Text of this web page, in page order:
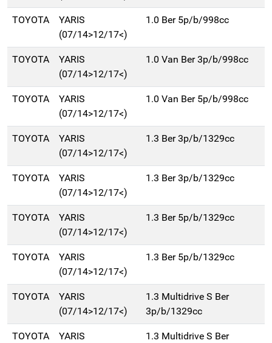
TOYOTA
YARIS
(07/14>12/17<)
1.0 Ber 5p/b/998cc
TOYOTA
YARIS
(07/14>12/17<)
1.0 Van Ber 3p/b/998cc
TOYOTA
YARIS
(07/14>12/17<)
1.0 Van Ber 5p/b/998cc
TOYOTA
YARIS
(07/14>12/17<)
1.3 Ber 3p/b/1329cc
TOYOTA
YARIS
(07/14>12/17<)
1.3 Ber 3p/b/1329cc
TOYOTA
YARIS
(07/14>12/17<)
1.3 Ber 5p/b/1329cc
TOYOTA
YARIS
(07/14>12/17<)
1.3 Ber 5p/b/1329cc
TOYOTA
YARIS
(07/14>12/17<)
1.3 Multidrive S Ber
3p/b/1329cc
TOYOTA
YARIS
1.3 Multidrive S Ber